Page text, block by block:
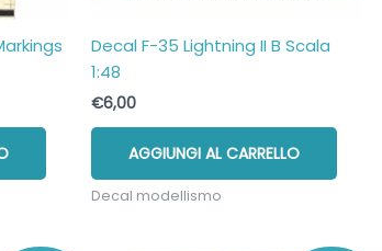
Decal F-35 Lightning II B Scala
1:48
€6,00
AGGIUNGI AL CARRELLO
Decal modellismo